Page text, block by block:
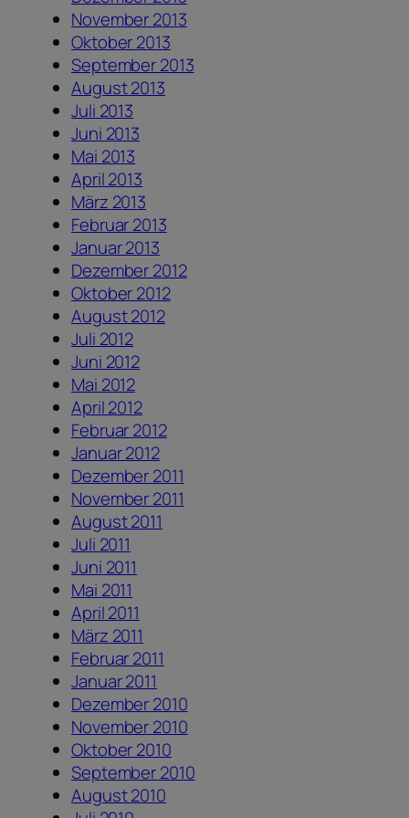
November 2013
Oktober 2013
September 2013
August 2013
Juli 2013
Juni 2013
Mai 2013
April 2013
März 2013
Februar 2013
Januar 2013
Dezember 2012
Oktober 2012
August 2012
Juli 2012
Juni 2012
Mai 2012
April 2012
Februar 2012
Januar 2012
Dezember 2011
November 2011
August 2011
Juli 2011
Juni 2011
Mai 2011
April 2011
März 2011
Februar 2011
Januar 2011
Dezember 2010
November 2010
Oktober 2010
September 2010
August 2010